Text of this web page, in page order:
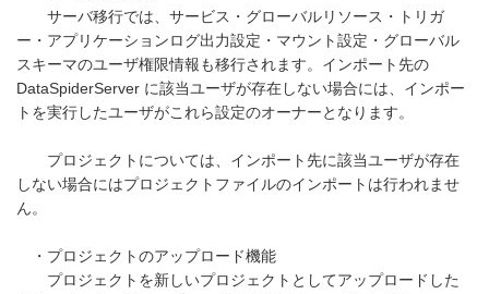
サーバ移行では、サービス・グローバルリソース・トリガ
ー・アプリケーションログ出力設定・マウント設定・グローバル
スキーマのユーザ権限情報も移行されます。インポート先の
DataSpiderServer に該当ユーザが存在しない場合には、インポー
トを実行したユーザがこれら設定のオーナーとなります。
プロジェクトについては、インポート先に該当ユーザが存在
しない場合にはプロジェクトファイルのインポートは行われませ
ん。
・プロジェクトのアップロード機能
プロジェクトを新しいプロジェクトとしてアップロードした